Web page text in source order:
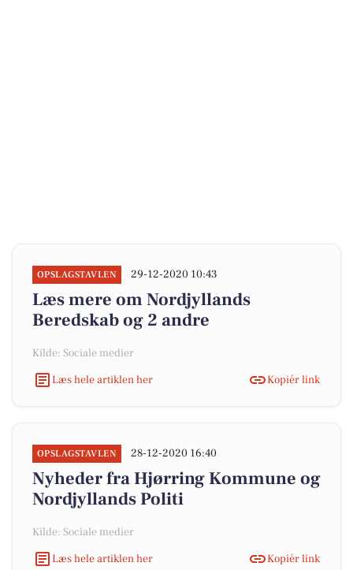
OPSLAGSTAVLEN 29-12-2020 10:43
Læs mere om Nordjyllands
Beredskab og 2 andre
Kilde: Sociale medier
Læs hele artiklen her
Kopiér link
OPSLAGSTAVLEN 28-12-2020 16:40
Nyheder fra Hjørring Kommune og
Nordjyllands Politi
Kilde: Sociale medier
Læs hele artiklen her
Kopiér link